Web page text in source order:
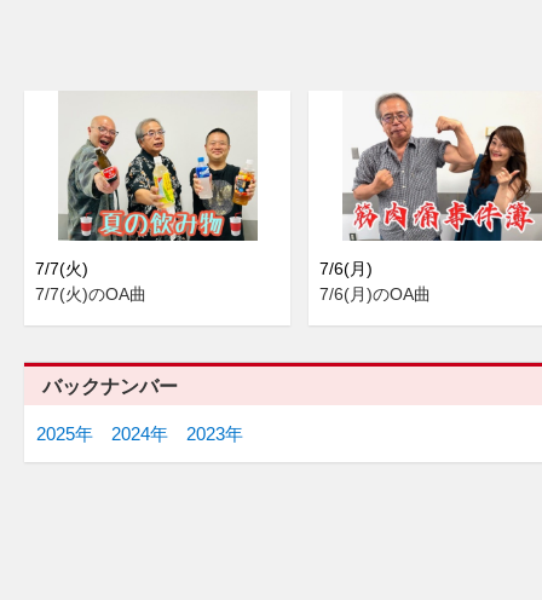
7/7(火)
7/7(火)のOA曲
7/6(月)
7/6(月)のOA曲
バックナンバー
2025年 2024年 2023年